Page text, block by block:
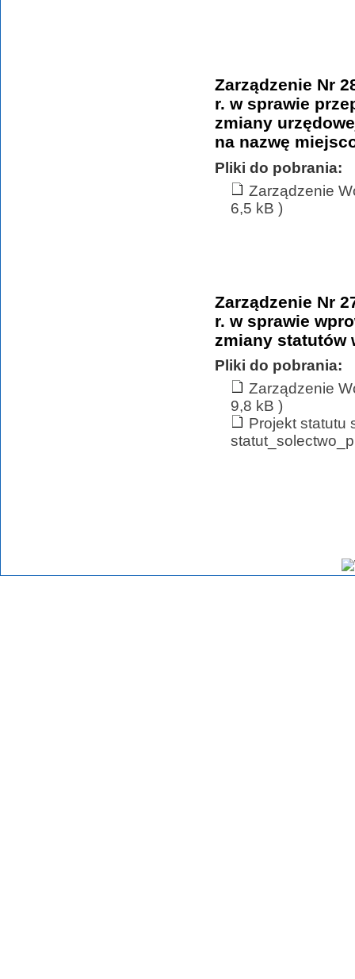
Zarządzenie Nr
r. w sprawie
zmiany
na nazwę
Pliki do pobrania:
Zarządzenie
6,5 kB )
Zarządzenie Nr
r. w sprawie
zmiany statutów
Pliki do pobrania:
Zarządzenie
9,8 kB )
Projekt statutu